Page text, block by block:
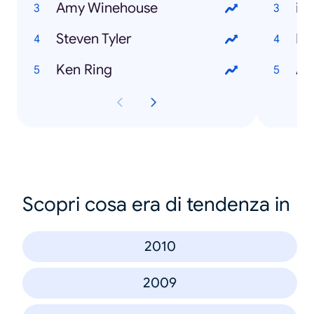
Amy Winehouse
Steven Tyler
Ken Ring
Scopri cosa era di tendenza in
2010
2009